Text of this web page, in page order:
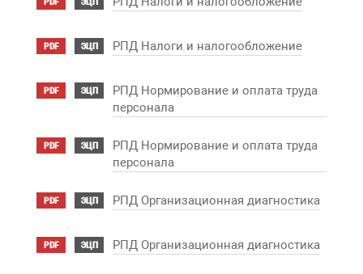
PDF ЭЦП
PDF ЭЦП РПД Налоги и налогообложение
PDF ЭЦП
РПД Нормирование и оплата труда
персонала
PDF ЭЦП
РПД Нормирование и оплата труда
персонала
PDF ЭЦП РПД Организационная диагностика
PDF ЭЦП РПД Организационная диагностика